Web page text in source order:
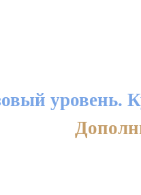
уровень.